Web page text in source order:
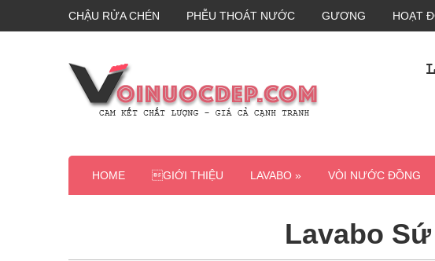
CHẬU RỬA CHÉN PHỄU THOÁT NƯỚC GƯƠNG HOẠT
HOME GIỚI THIỆU LAVABO » VÒI NƯỚC ĐỒNG
Lavabo